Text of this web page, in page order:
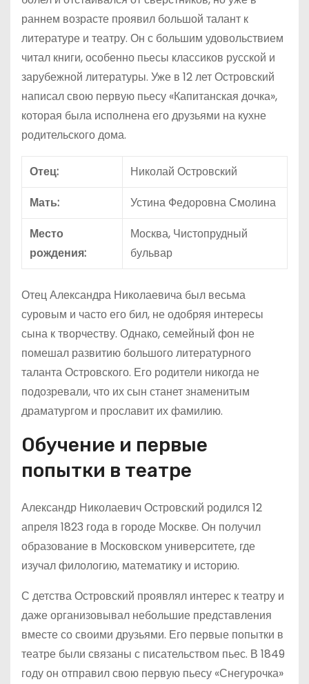
раннем возрасте проявил большой талант к
литературе и театру. Он с большим удовольствием
читал книги, особенно пьесы классиков русской и
зарубежной литературы. Уже в 12 лет Островский
написал свою первую пьесу «Капитанская дочка»,
которая была исполнена его друзьями на кухне
родительского дома.
Отец:
Николай Островский
Мать:
Устина Федоровна Смолина
Место
рождения:
Москва, Чистопрудный
бульвар
Отец Александра Николаевича был весьма
суровым и часто его бил, не одобряя интересы
сына к творчеству. Однако, семейный фон не
помешал развитию большого литературного
таланта Островского. Его родители никогда не
подозревали, что их сын станет знаменитым
драматургом и прославит их фамилию.
Обучение и первые
попытки в театре
Александр Николаевич Островский родился 12
апреля 1823 года в городе Москве. Он получил
образование в Московском университете, где
изучал филологию, математику и историю.
С детства Островский проявлял интерес к театру и
даже организовывал небольшие представления
вместе со своими друзьями. Его первые попытки в
театре были связаны с писательством пьес. В 1849
году он отправил свою первую пьесу «Снегурочка»